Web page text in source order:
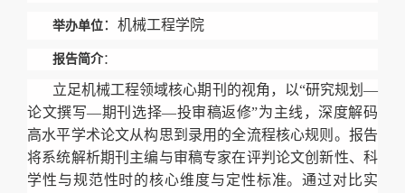
举办单位 ：机械工程学院
报告简介：
立足机械工程领域核心期刊的视角，以“研究规划—
论文撰写—期刊选择—投审稿返修”为主线，深度解码
高水平学术论文从构思到录用的全流程核心规则。报告
将系统解析期刊主编与审稿专家在评判论文创新性、科
学性与规范性时的核心维度与定性标准。通过对比实